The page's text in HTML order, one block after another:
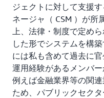
ジェクトに対して支援
ネージャ（ CSM ）が所
上、法律・制度で定め
した形でシステムを構
には私も含めて過去に
運用経験があるメンバー
例えば金融業界等の関
ため、パブリックセク